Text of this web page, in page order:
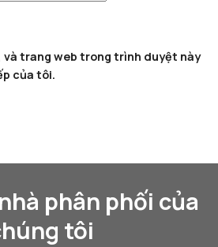
và trang web trong trình duyệt này
của tôi.
phân phối của
tôi